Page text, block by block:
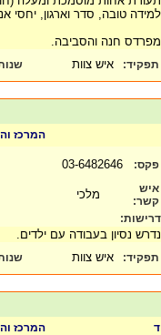
למידה טובה, סדר וארגון, יחסי
מפרדס חנה והסביבה.
תפקיד: איש צוות שנות
המרכז
פקס:
איש
קשר:
מלכי
דרישות:
נדרש נסיון בעבודה עם ילדים.
תפקיד: איש צוות שנות
המרכז